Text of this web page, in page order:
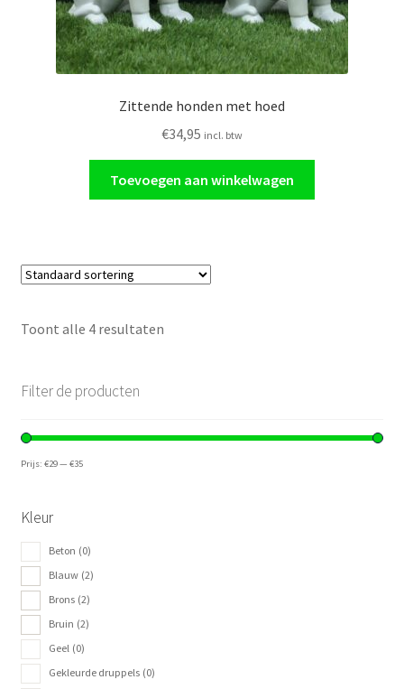
Zittende honden met hoed
€34,95 incl. btw
Toevoegen aan winkelwagen
Toont alle 4 resultaten
Filter de producten
Prijs: €29— €35
Kleur
Beton (0)
Blauw (2)
Brons (2)
Bruin (2)
Geel (0)
Gekleurde druppels (0)